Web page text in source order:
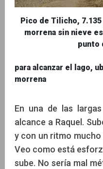
Pico de Tilicho,
morrena sin nieve
punto
para alcanzar el lago,
morrena
En una de las
alcance a Raquel.
y con un ritmo
Veo como está
sube. No sería mal